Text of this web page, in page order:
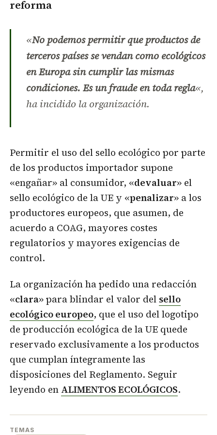
reforma
«No podemos permitir que productos de
terceros países se vendan como ecológicos
en Europa sin cumplir las mismas
condiciones. Es un fraude en toda regla«,
ha incidido la organización.
Permitir el uso del sello ecológico por parte
de los productos importador supone
«engañar» al consumidor, «devaluar» el
sello ecológico de la UE y «penalizar» a los
productores europeos, que asumen, de
acuerdo a COAG, mayores costes
regulatorios y mayores exigencias de
control.
La organización ha pedido una redacción
«clara» para blindar el valor del sello
ecológico europeo, que el uso del logotipo
de producción ecológica de la UE quede
reservado exclusivamente a los productos
que cumplan íntegramente las
disposiciones del Reglamento. Seguir
leyendo en ALIMENTOS ECOLÓGICOS.
TEMAS